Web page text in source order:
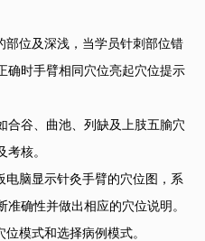
位及深浅，当学员针刺部位错
确时手臂相同穴位亮起穴位提示
合谷、曲池、列缺及上肢五腧穴
核。
脑显示针灸手臂的穴位图，系
确性并做出相应的穴位说明。
模式和选择病例模式。